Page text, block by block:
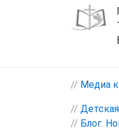
// Медиа
//
// Блог.